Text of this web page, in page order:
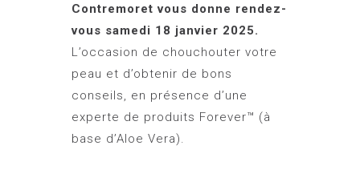
Contremoret vous donne rendez-
vous samedi 18 janvier 2025.
L’occasion de chouchouter votre
peau et d’obtenir de bons
conseils, en présence d’une
experte de produits Forever™ (à
base d’Aloe Vera).